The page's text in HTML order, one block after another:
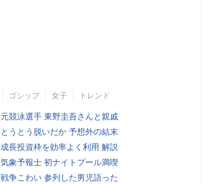
ゴシップ 女子 トレンド
元競泳選手 東野圭吾さんと親戚
とうとう脱いだか 予想外の結末
成長投資枠を効率よく利用 解説
気象予報士 初ナイトプール満喫
戦争こわい 参列した男児語った